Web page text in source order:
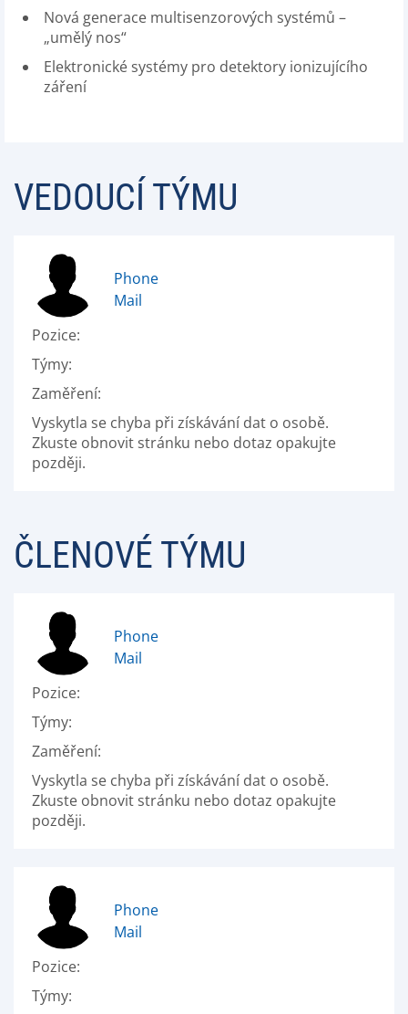
Nová generace multisenzorových systémů –
„umělý nos“
Elektronické systémy pro detektory ionizujícího
záření
VEDOUCÍ TÝMU
Phone
Mail
Pozice:
Týmy:
Zaměření:
Vyskytla se chyba při získávání dat o osobě.
Zkuste obnovit stránku nebo dotaz opakujte
později.
ČLENOVÉ TÝMU
Phone
Mail
Pozice:
Týmy:
Zaměření:
Vyskytla se chyba při získávání dat o osobě.
Zkuste obnovit stránku nebo dotaz opakujte
později.
Phone
Mail
Pozice:
Týmy: